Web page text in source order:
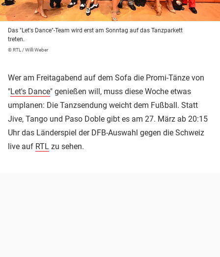
Das "Let's Dance"-Team wird erst am Sonntag auf das Tanzparkett
treten.
© RTL / Willi Weber
Wer am Freitagabend auf dem Sofa die Promi-Tänze von
"Let's Dance" genießen will, muss diese Woche etwas
umplanen: Die Tanzsendung weicht dem Fußball. Statt
Jive, Tango und Paso Doble gibt es am 27. März ab 20:15
Uhr das Länderspiel der DFB-Auswahl gegen die Schweiz
live auf RTL zu sehen.